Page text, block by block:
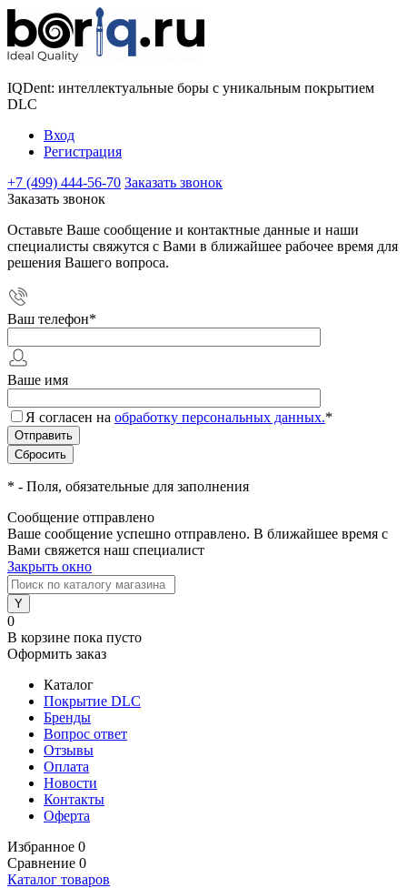
IQDent: интеллектуальные боры с уникальным покрытием
DLC
Вход
Регистрация
+7 (499) 444-56-70 Заказать звонок
Заказать звонок
Оставьте Ваше сообщение и контактные данные и наши
специалисты свяжутся с Вами в ближайшее рабочее время для
решения Вашего вопроса.
Ваш телефон*
Ваше имя
Я согласен на обработку персональных данных.*
* - Поля, обязательные для заполнения
Сообщение отправлено
Ваше сообщение успешно отправлено. В ближайшее время с
Вами свяжется наш специалист
Закрыть окно
0
В корзине пока пусто
Оформить заказ
Каталог
Покрытие DLC
Бренды
Вопрос ответ
Отзывы
Оплата
Новости
Контакты
Оферта
Избранное 0
Сравнение 0
Каталог товаров